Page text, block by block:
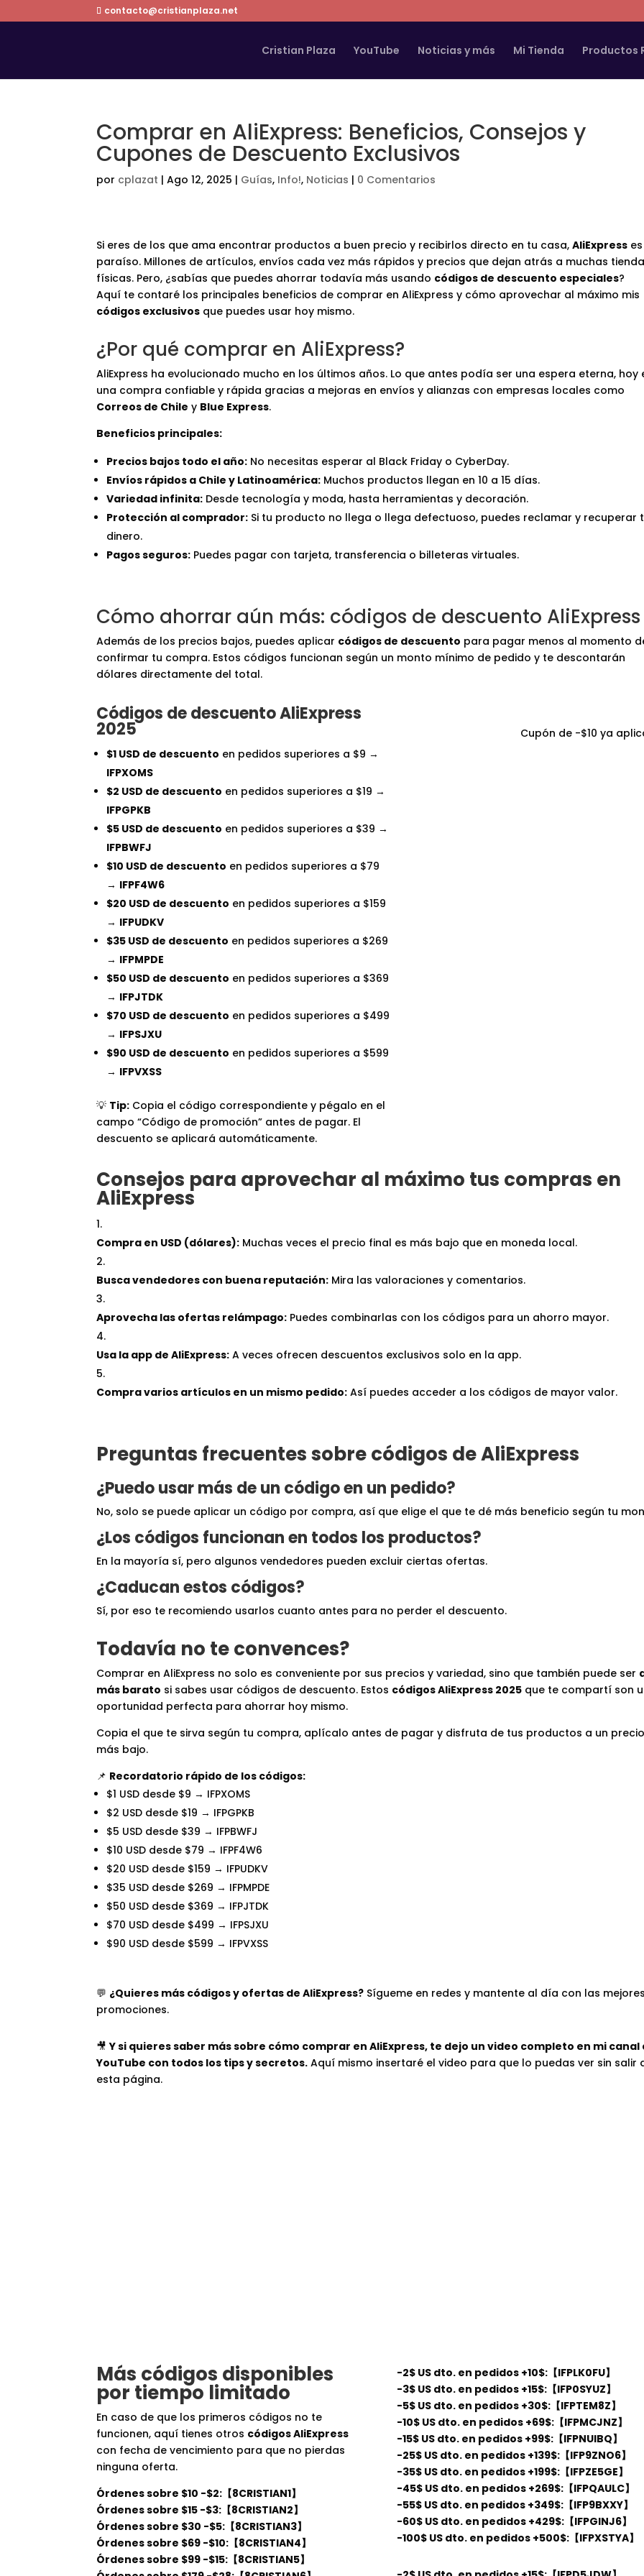
contacto@cristianplaza.net
Cristian Plaza YouTube Noticias y más Mi Tienda Productos
Comprar en AliExpress: Beneficios, Consejos y
Cupones de Descuento Exclusivos
por cplazat |Ago 12, 2025 | Guías, Info!, Noticias | 0 Comentarios
Si eres de los que ama encontrar productos a buen precio y recibirlos directo en tu casa,AliExpress
paraíso. Millones de artículos, envíos cada vez más rápidos y precios que dejan atrás a muchas
físicas. Pero, ¿sabías que puedes ahorrar todavía más usando códigos de descuento especiales?
Aquí te contaré los principales beneficios de comprar en AliExpress y cómo aprovechar al máximo mis
códigos exclusivos que puedes usar hoy mismo.
¿Por qué comprar en AliExpress?
AliExpress ha evolucionado mucho en los últimos años. Lo que antes podía ser una espera eterna, hoy
una compra confiable y rápida gracias a mejoras en envíos y alianzas con empresas locales como
Correos de Chile y Blue Express.
Beneficios principales:
Precios bajos todo el año: No necesitas esperar al Black Friday o CyberDay.
Envíos rápidos a Chile y Latinoamérica: Muchos productos llegan en 10 a 15 días.
Variedad infinita: Desde tecnología y moda, hasta herramientas y decoración.
Protección al comprador: Si tu producto no llega o llega defectuoso, puedes reclamar y recuperar
dinero.
Pagos seguros: Puedes pagar con tarjeta, transferencia o billeteras virtuales.
Cómo ahorrar aún más: códigos de descuento AliExpress
Además de los precios bajos, puedes aplicar códigos de descuento para pagar menos al momento
confirmar tu compra. Estos códigos funcionan según un monto mínimo de pedido y te descontarán
dólares directamente del total.
Códigos de descuento AliExpress
2025
$1 USD de descuento en pedidos superiores a $9 →
IFPXOMS
$2 USD de descuento en pedidos superiores a $19 →
IFPGPKB
$5 USD de descuento en pedidos superiores a $39 →
IFPBWFJ
$10 USD de descuento en pedidos superiores a $79
→ IFPF4W6
$20 USD de descuento en pedidos superiores a $159
→ IFPUDKV
$35 USD de descuento en pedidos superiores a $269
→ IFPMPDE
$50 USD de descuento en pedidos superiores a $369
→ IFPJTDK
$70 USD de descuento en pedidos superiores a $499
→ IFPSJXU
$90 USD de descuento en pedidos superiores a $599
→ IFPVXSS
💡 Tip: Copia el código correspondiente y pégalo en el
campo “Código de promoción” antes de pagar. El
descuento se aplicará automáticamente.
Cupón de -$10 ya
Consejos para aprovechar al máximo tus compras en
AliExpress
Compra en USD (dólares): Muchas veces el precio final es más bajo que en moneda local.
Busca vendedores con buena reputación: Mira las valoraciones y comentarios.
Aprovecha las ofertas relámpago: Puedes combinarlas con los códigos para un ahorro mayor.
Usa la app de AliExpress: A veces ofrecen descuentos exclusivos solo en la app.
Compra varios artículos en un mismo pedido: Así puedes acceder a los códigos de mayor valor.
Preguntas frecuentes sobre códigos de AliExpress
¿Puedo usar más de un código en un pedido?
No, solo se puede aplicar un código por compra, así que elige el que te dé más beneficio según tu
¿Los códigos funcionan en todos los productos?
En la mayoría sí, pero algunos vendedores pueden excluir ciertas ofertas.
¿Caducan estos códigos?
Sí, por eso te recomiendo usarlos cuanto antes para no perder el descuento.
Todavía no te convences?
Comprar en AliExpress no solo es conveniente por sus precios y variedad, sino que también puede ser
más barato si sabes usar códigos de descuento. Estos códigos AliExpress 2025 que te compartí son
oportunidad perfecta para ahorrar hoy mismo.
Copia el que te sirva según tu compra, aplícalo antes de pagar y disfruta de tus productos a un
más bajo.
📌 Recordatorio rápido de los códigos:
$1 USD desde $9 → IFPXOMS
$2 USD desde $19 → IFPGPKB
$5 USD desde $39 → IFPBWFJ
$10 USD desde $79 → IFPF4W6
$20 USD desde $159 → IFPUDKV
$35 USD desde $269 → IFPMPDE
$50 USD desde $369 → IFPJTDK
$70 USD desde $499 → IFPSJXU
$90 USD desde $599 → IFPVXSS
💬 ¿Quieres más códigos y ofertas de AliExpress? Sígueme en redes y mantente al día con las
promociones.
🎥Y si quieres saber más sobre cómo comprar en AliExpress, te dejo un video completo en mi canal
YouTube con todos los tips y secretos. Aquí mismo insertaré el video para que lo puedas ver sin salir
esta página.
Más códigos disponibles
por tiempo limitado
En caso de que los primeros códigos no te
funcionen, aquí tienes otros códigos AliExpress
con fecha de vencimiento para que no pierdas
ninguna oferta.
Órdenes sobre $10 -$2:【8CRISTIAN1】
Órdenes sobre $15 -$3:【8CRISTIAN2】
Órdenes sobre $30 -$5:【8CRISTIAN3】
Órdenes sobre $69 -$10:【8CRISTIAN4】
Órdenes sobre $99 -$15:【8CRISTIAN5】
-2$ US dto. en pedidos +10$:【IFPLK0FU】
-3$ US dto. en pedidos +15$:【IFP0SYUZ】
-5$ US dto. en pedidos +30$:【IFPTEM8Z】
-10$ US dto. en pedidos +69$:【IFPMCJNZ】
-15$ US dto. en pedidos +99$:【IFPNUIBQ】
-25$ US dto. en pedidos +139$:【IFP9ZNO6】
-35$ US dto. en pedidos +199$:【IFPZE5GE】
-45$ US dto. en pedidos +269$:【IFPQAULC】
-55$ US dto. en pedidos +349$:【IFP9BXXY】
-60$ US dto. en pedidos +429$:【IFPGINJ6】
-100$ US dto. en pedidos +500$:【IFPXSTYA】